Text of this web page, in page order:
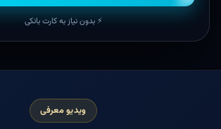
⚡ بدون نیاز به کارت بانکی
ویدیو معرفی